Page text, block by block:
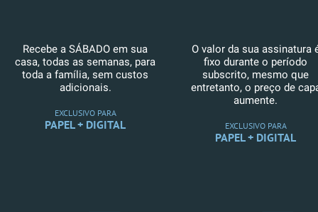
Recebe a SÁBADO em sua
casa, todas as semanas, para
toda a família, sem custos
adicionais.
EXCLUSIVO PARA
PAPEL + DIGITAL
O valor da sua assinatura
fixo durante o período
subscrito, mesmo que
entretanto, o preço de
aumente.
EXCLUSIVO PARA
PAPEL + DIGITAL